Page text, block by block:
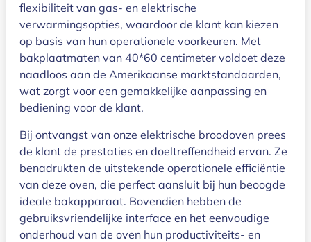
flexibiliteit van gas- en elektrische
verwarmingsopties, waardoor de klant kan kiezen
op basis van hun operationele voorkeuren. Met
bakplaatmaten van 40*60 centimeter voldoet deze
naadloos aan de Amerikaanse marktstandaarden,
wat zorgt voor een gemakkelijke aanpassing en
bediening voor de klant.
Bij ontvangst van onze elektrische broodoven prees
de klant de prestaties en doeltreffendheid ervan. Ze
benadrukten de uitstekende operationele efficiëntie
van deze oven, die perfect aansluit bij hun beoogde
ideale bakapparaat. Bovendien hebben de
gebruiksvriendelijke interface en het eenvoudige
onderhoud van de oven hun productiviteits- en